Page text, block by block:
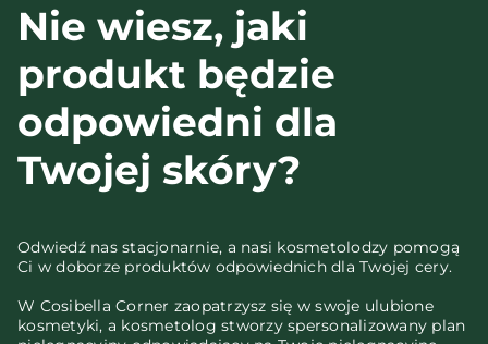
Nie wiesz, jaki
produkt będzie
odpowiedni dla
Twojej skóry?
Odwiedź nas stacjonarnie, a nasi kosmetolodzy pomogą
Ci w doborze produktów odpowiednich dla Twojej cery.
W Cosibella Corner zaopatrzysz się w swoje ulubione
kosmetyki, a kosmetolog stworzy spersonalizowany plan